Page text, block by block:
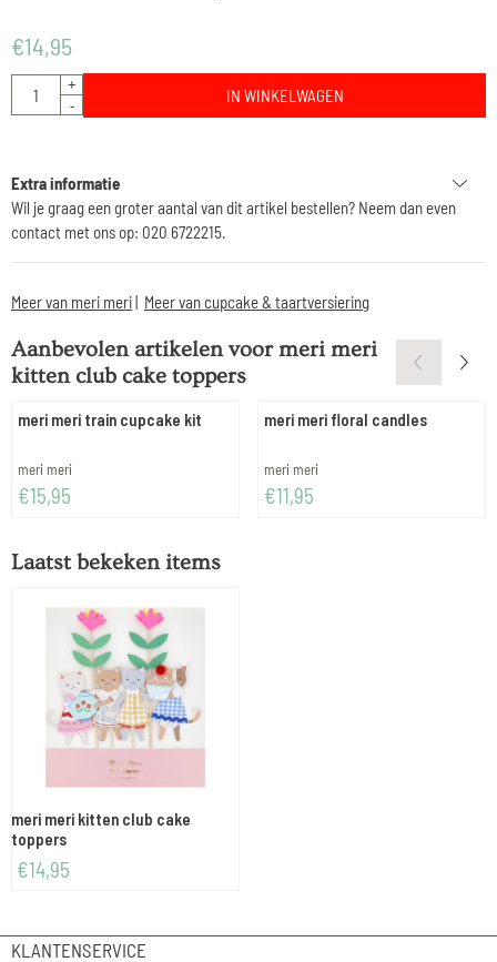
€14,95
Aantal
+
-
IN WINKELWAGEN
Extra informatie
Wil je graag een groter aantal van dit artikel bestellen? Neem dan even
contact met ons op: 020 6722215.
Meer van meri meri| Meer van cupcake & taartversiering
Aanbevolen artikelen voormeri meri
kitten club cake toppers
meri meri train cupcake kit
Merk:
meri meri
Prijs: 15,95
€15,95
meri meri floral candles
Merk:
meri meri
Prijs: 11,95
€11,95
Laatst bekeken items
meri meri kitten club cake
toppers
€14,95
KLANTENSERVICE